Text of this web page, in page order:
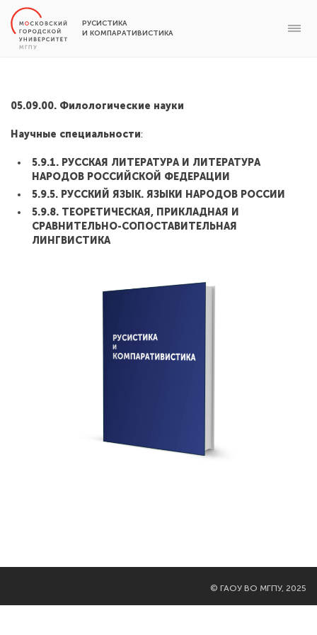
РУСИСТИКА
И КОМПАРАТИВИСТИКА
05.09.00. Филологические науки
Научные специальности:
5.9.1. РУССКАЯ ЛИТЕРАТУРА И ЛИТЕРАТУРА
НАРОДОВ РОССИЙСКОЙ ФЕДЕРАЦИИ
5.9.5. РУССКИЙ ЯЗЫК. ЯЗЫКИ НАРОДОВ РОССИИ
5.9.8. ТЕОРЕТИЧЕСКАЯ, ПРИКЛАДНАЯ И
СРАВНИТЕЛЬНО-СОПОСТАВИТЕЛЬНАЯ
ЛИНГВИСТИКА
© ГАОУ ВО МГПУ, 2025